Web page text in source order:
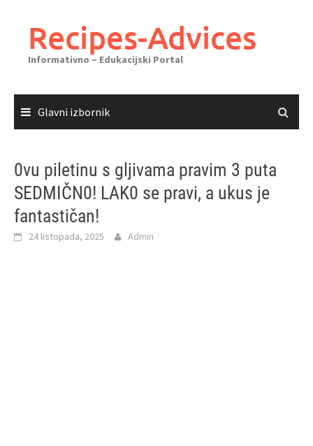
sadržajaRecipes-Advices
Informativno – Edukacijski Portal
Glavni izbornik
0vu piletinu s gljivama pravim 3 puta
SEDMIČN0! LAK0 se pravi, a ukus je
fantastičan!
24 listopada, 2025 Admin